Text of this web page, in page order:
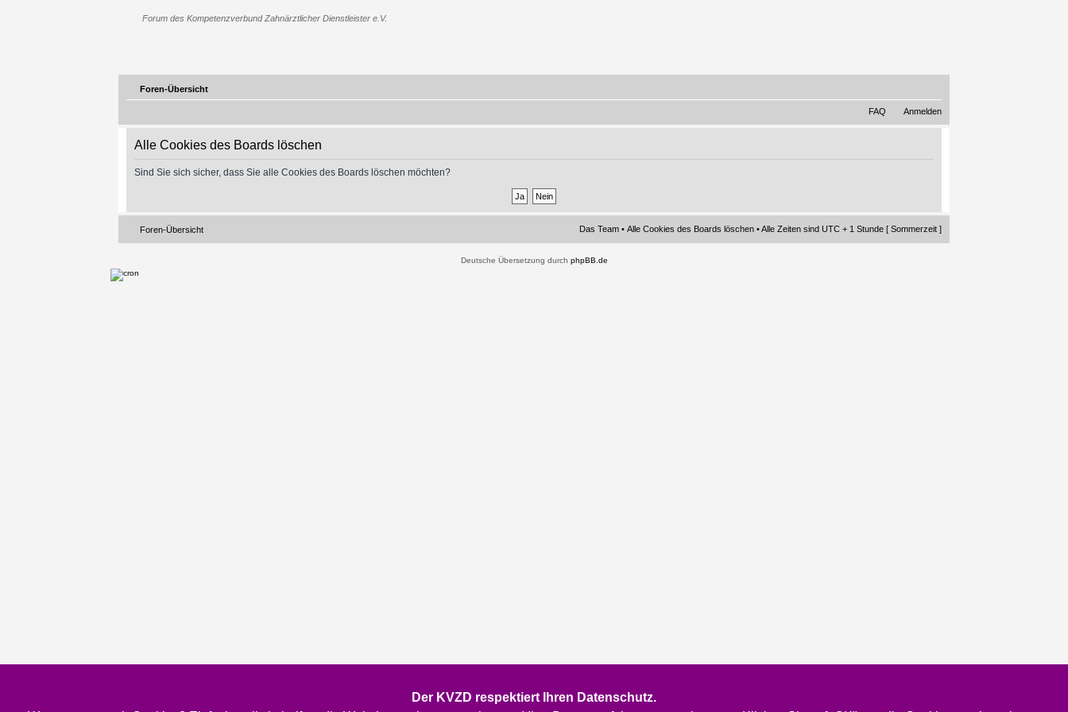
Der KVZD respektiert Ihren Datenschutz.
Forum des Kompetenzverbund Zahnärztlicher Dienstleister e.V.
Foren-Übersicht
FAQ Anmelden
Alle Cookies des Boards löschen
Sind Sie sich sicher, dass Sie alle Cookies des Boards löschen möchten?
Foren-Übersicht Das Team• Alle Cookies des Boards löschen• Alle Zeiten sind UTC + 1 Stunde [ Sommerzeit ]
Deutsche Übersetzung durch phpBB.de